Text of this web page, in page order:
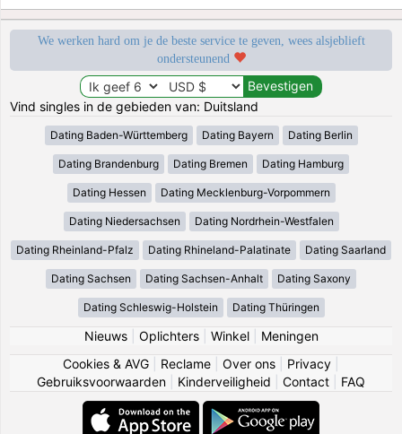
We werken hard om je de beste service te geven, wees alsjeblieft
ondersteunend
Vind singles in de gebieden van: Duitsland
Dating Baden-Württemberg Dating Bayern Dating Berlin
Dating Brandenburg Dating Bremen Dating Hamburg
Dating Hessen Dating Mecklenburg-Vorpommern
Dating Niedersachsen Dating Nordrhein-Westfalen
Dating Rheinland-Pfalz Dating Rhineland-Palatinate Dating Saarland
Dating Sachsen Dating Sachsen-Anhalt Dating Saxony
Dating Schleswig-Holstein Dating Thüringen
Nieuws| Oplichters| Winkel| Meningen
Cookies & AVG
Reclame Over ons Privacy
Gebruiksvoorwaarden
Kinderveiligheid Contact FAQ